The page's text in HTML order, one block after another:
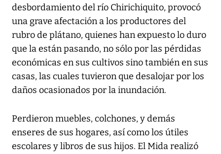
desbordamiento del río Chirichiquito, provocó
una grave afectación a los productores del
rubro de plátano, quienes han expuesto lo duro
que la están pasando, no sólo por las pérdidas
económicas en sus cultivos sino también en sus
casas, las cuales tuvieron que desalojar por los
daños ocasionados por la inundación.
Perdieron muebles, colchones, y demás
enseres de sus hogares, así como los útiles
escolares y libros de sus hijos. El Mida realizó